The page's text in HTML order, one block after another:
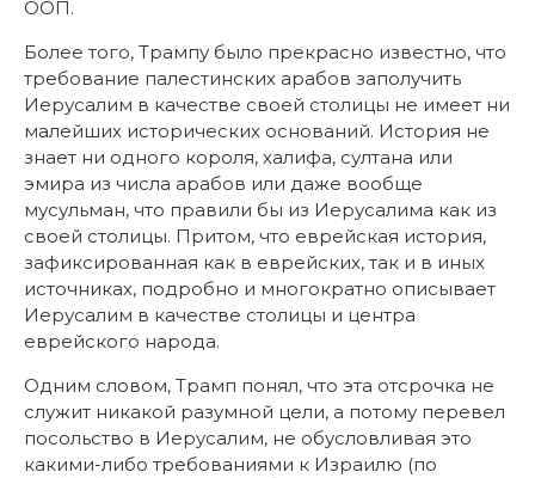
ООП.
Более того, Трампу было прекрасно известно, что
требование палестинских арабов заполучить
Иерусалим в качестве своей столицы не имеет ни
малейших исторических оснований. История не
знает ни одного короля, халифа, султана или
эмира из числа арабов или даже вообще
мусульман, что правили бы из Иерусалима как из
своей столицы. Притом, что еврейская история,
зафиксированная как в еврейских, так и в иных
источниках, подробно и многократно описывает
Иерусалим в качестве столицы и центра
еврейского народа.
Одним словом, Трамп понял, что эта отсрочка не
служит никакой разумной цели, а потому перевел
посольство в Иерусалим, не обусловливая это
какими-либо требованиями к Израилю (по